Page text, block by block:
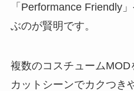
「Performance Friendly
ぶのが賢明です。
複数のコスチュームMOD
カットシーンでカクつき